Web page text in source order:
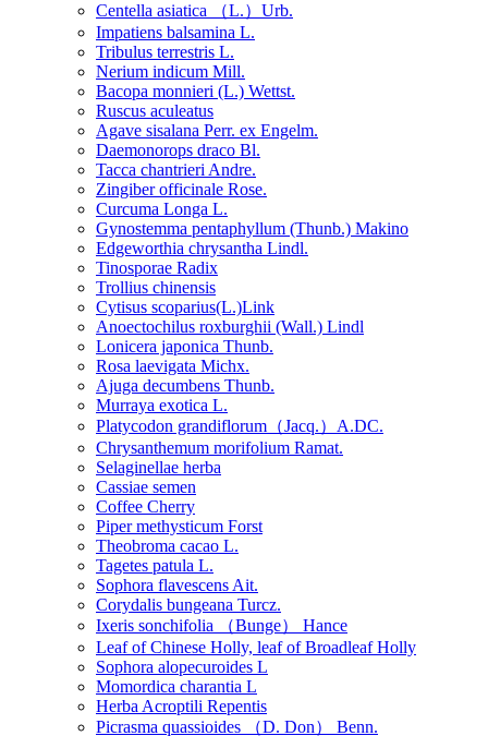
Centella asiatica （L.）Urb.
Impatiens balsamina L.
Tribulus terrestris L.
Nerium indicum Mill.
Bacopa monnieri (L.) Wettst.
Ruscus aculeatus
Agave sisalana Perr. ex Engelm.
Daemonorops draco Bl.
Tacca chantrieri Andre.
Zingiber officinale Rose.
Curcuma Longa L.
Gynostemma pentaphyllum (Thunb.) Makino
Edgeworthia chrysantha Lindl.
Tinosporae Radix
Trollius chinensis
Cytisus scoparius(L.)Link
Anoectochilus roxburghii (Wall.) Lindl
Lonicera japonica Thunb.
Rosa laevigata Michx.
Ajuga decumbens Thunb.
Murraya exotica L.
Platycodon grandiflorum（Jacq.）A.DC.
Chrysanthemum morifolium Ramat.
Selaginellae herba
Cassiae semen
Coffee Cherry
Piper methysticum Forst
Theobroma cacao L.
Tagetes patula L.
Sophora flavescens Ait.
Corydalis bungeana Turcz.
Ixeris sonchifolia （Bunge） Hance
Leaf of Chinese Holly, leaf of Broadleaf Holly
Sophora alopecuroides L
Momordica charantia L
Herba Acroptili Repentis
Picrasma quassioides （D. Don） Benn.